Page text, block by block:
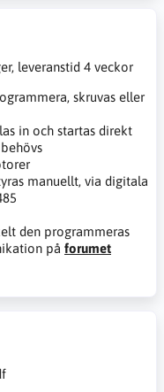
leveranstid 4 veckor
skruvas eller
in och startas direkt
manuellt, via digitala
den programmeras
på forumet